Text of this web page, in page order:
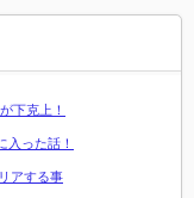
下克上！
入った話！
アする事